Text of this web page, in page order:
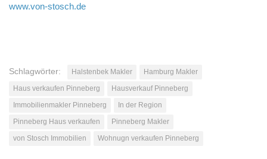
www.von-stosch.de
Schlagwörter: Halstenbek Makler
Hamburg Makler
Haus verkaufen Pinneberg
Hausverkauf Pinneberg
Immobilienmakler Pinneberg
In der Region
Pinneberg Haus verkaufen
Pinneberg Makler
von Stosch Immobilien
Wohnugn verkaufen Pinneberg